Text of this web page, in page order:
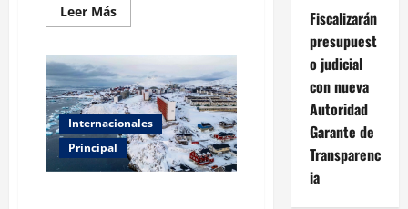
Leer MásLeer
más
y
EE.UU.
coinciden:
impulsan
negociaciones
urgentes
para
un
nuevo
Internacionales
Principal
Fiscalizarán
presupuest
o judicial
con nueva
Autoridad
Garante de
Transparenc
ia